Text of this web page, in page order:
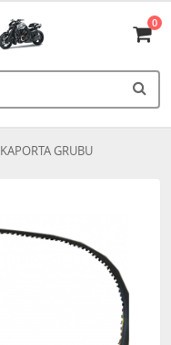
0
KAPORTA GRUBU